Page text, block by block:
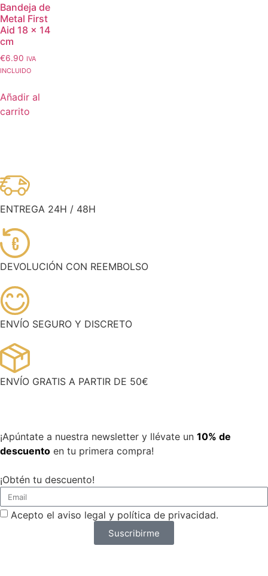
Bandeja de
Metal First
Aid 18 × 14
cm
€6.90 IVA
INCLUIDO
Añadir al
carrito
ENTREGA 24H / 48H
€
DEVOLUCIÓN CON REEMBOLSO
ENVÍO SEGURO Y DISCRETO
ENVÍO GRATIS A PARTIR DE 50€
¡Apúntate a nuestra newsletter y llévate un 10% de
descuento en tu primera compra!
¡Obtén tu descuento!
Acepto el aviso legal y política de privacidad.
Suscribirme